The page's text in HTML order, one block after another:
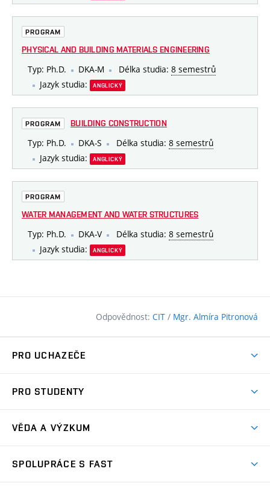
PROGRAM
PHYSICAL AND BUILDING MATERIALS ENGINEERING
Typ: Ph.D. DKA-M Délka studia: 8 semestrů
Jazyk studia:
ANGLICKÝ
PROGRAM BUILDING CONSTRUCTION
Typ: Ph.D. DKA-S Délka studia: 8 semestrů
Jazyk studia:
ANGLICKÝ
PROGRAM
WATER MANAGEMENT AND WATER STRUCTURES
Typ: Ph.D. DKA-V Délka studia: 8 semestrů
Jazyk studia:
ANGLICKÝ
Odpovědnost: CIT / Mgr. Almíra Pitronová
PRO UCHAZEČE
Přijímačky
Ambasadoři pro prváky(externí
PRO STUDENTY
Předměty
VĚDA A VÝZKUM
SPOLUPRÁCE S FAST